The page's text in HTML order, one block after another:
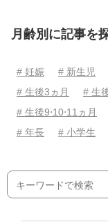
月齢別に記事を
# 妊娠 # 新生児
# 生後3ヵ月
# 生
# 生後9⋅10⋅11ヵ月
# 年長
# 小学生